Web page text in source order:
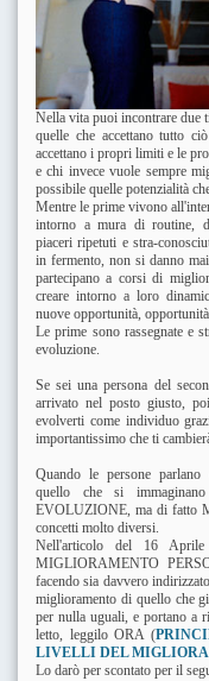
Nella vita puoi incontrare due
quelle che accettano tutto
accettano i propri limiti e le
e chi invece vuole sempre
possibile quelle potenzialità
Mentre le prime vivono
intorno a mura di routine,
piaceri ripetuti e stra-
in fermento, non si danno
partecipano a corsi di
creare intorno a loro
nuove opportunità,
Le prime sono rassegnate e
evoluzione.
Se sei una persona del
arrivato nel posto giusto,
evolverti come individuo
importantissimo che ti
Quando le persone
quello che si
EVOLUZIONE, ma di fatto
concetti molto diversi.
Nell'articolo del 16
MIGLIORAMENTO
facendo sia davvero
miglioramento di quello che
per nulla uguali, e portano a
letto, leggilo ORA (
LIVELLI DEL
Lo darò per scontato per il